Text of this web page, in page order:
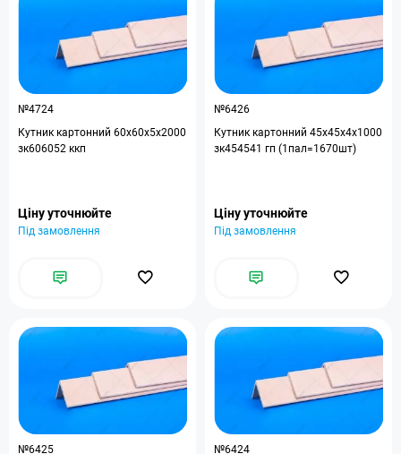
№4724
Кутник картонний 60x60x5x2000
зк606052 ккп
Ціну уточнюйте
Під замовлення
№6426
Кутник картонний 45x45x4x1000
зк454541 гп (1пал=1670шт)
Ціну уточнюйте
Під замовлення
№6425 №6424